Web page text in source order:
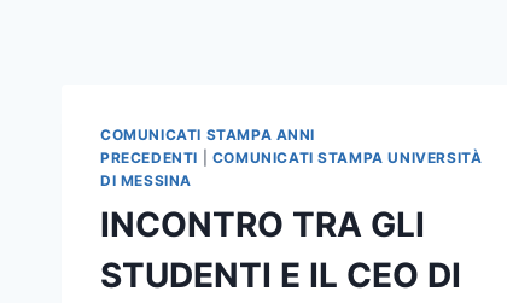
COMUNICATI STAMPA ANNI
PRECEDENTI
COMUNICATI STAMPA UNIVERSITÀ
DI MESSINA
INCONTRO TRA GLI
STUDENTI E IL CEO DI